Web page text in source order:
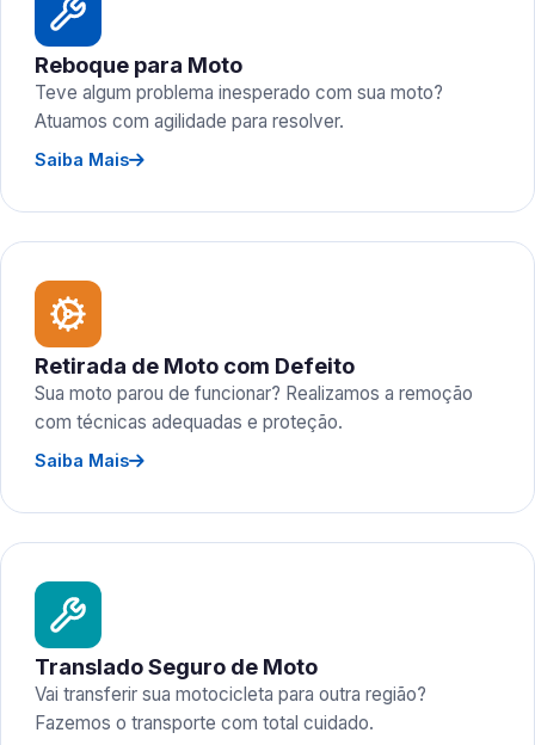
Reboque para Moto
Teve algum problema inesperado com sua moto?
Atuamos com agilidade para resolver.
Saiba Mais
Retirada de Moto com Defeito
Sua moto parou de funcionar? Realizamos a remoção
com técnicas adequadas e proteção.
Saiba Mais
Translado Seguro de Moto
Vai transferir sua motocicleta para outra região?
Fazemos o transporte com total cuidado.